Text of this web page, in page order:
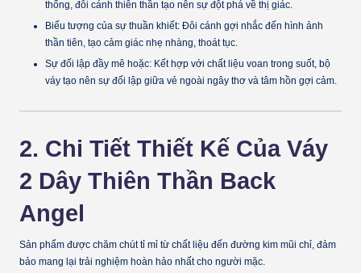
thống, đôi cánh thiên thần tạo nên sự đột phá về thị giác.
Biểu tượng của sự thuần khiết: Đôi cánh gợi nhắc đến hình ảnh
thần tiên, tạo cảm giác nhẹ nhàng, thoát tục.
Sự đối lập đầy mê hoặc: Kết hợp với chất liệu voan trong suốt, bộ
váy tạo nên sự đối lập giữa vẻ ngoài ngây thơ và tâm hồn gợi cảm.
2. Chi Tiết Thiết Kế Của Váy
2 Dây Thiên Thần Back
Angel
Sản phẩm được chăm chút tỉ mỉ từ chất liệu đến đường kim mũi chỉ, đảm
bảo mang lại trải nghiệm hoàn hảo nhất cho người mặc.